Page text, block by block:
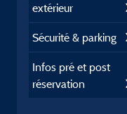
extérieur
Sécurité & parking
Infos pré et post
réservation